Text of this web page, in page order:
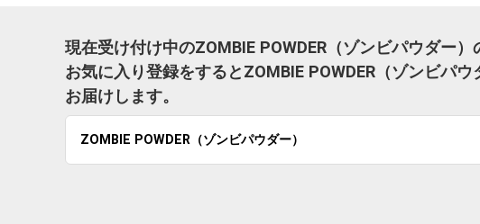
現在受け付け中のZOMBIE POWDER（ゾンビパウダー）
お気に入り登録をするとZOMBIE POWDER（ゾンビパ
お届けします。
ZOMBIE POWDER（ゾンビパウダー）